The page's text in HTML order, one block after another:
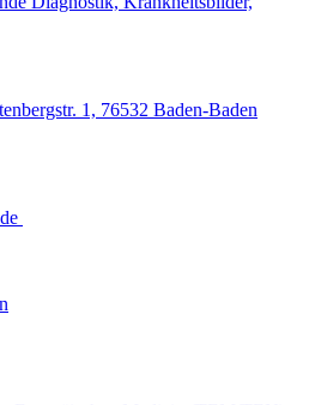
1, 76532 Baden-Baden